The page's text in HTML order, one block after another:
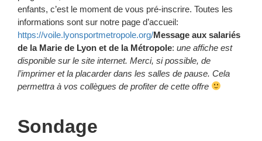
enfants, c’est le moment de vous pré-inscrire. Toutes les
informations sont sur notre page d’accueil:
https://voile.lyonsportmetropole.org/Message aux salariés
de la Marie de Lyon et de la Métropole: une affiche est
disponible sur le site internet. Merci, si possible, de
l’imprimer et la placarder dans les salles de pause. Cela
permettra à vos collègues de profiter de cette offre
Sondage